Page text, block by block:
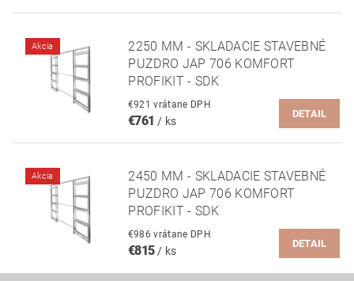
Akcia
2250 MM - SKLADACIE STAVEBNÉ
PUZDRO JAP 706 KOMFORT
PROFIKIT - SDK
€921 vrátane DPH
€761/ ks
DETAIL
Akcia
2450 MM - SKLADACIE STAVEBNÉ
PUZDRO JAP 706 KOMFORT
PROFIKIT - SDK
€986 vrátane DPH
€815/ ks
DETAIL